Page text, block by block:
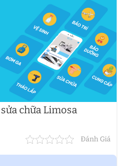
chữa Limosa
Đánh Giá